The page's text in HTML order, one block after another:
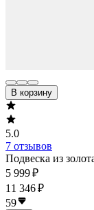
В корзину
5.0
7 отзывов
Подвеска из
5 999 ₽
11 346 ₽
59